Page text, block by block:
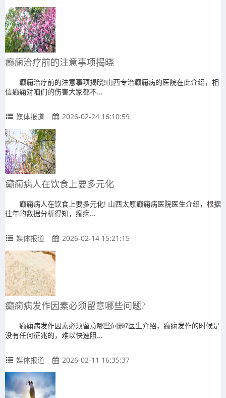
癫痫治疗前的注意事项揭晓
癫痫治疗前的注意事项揭晓!山西专治癫痫病的医院在此介绍，相
信癫痫对咱们的伤害大家都不...
媒体报道 2026-02-24 16:10:59
癫痫病人在饮食上要多元化
癫痫病人在饮食上要多元化! 山西太原癫痫病医院医生介绍，根据
往年的数据分析得知，癫痫...
媒体报道 2026-02-14 15:21:15
癫痫病发作因素必须留意哪些问题?
癫痫病发作因素必须留意哪些问题?医生介绍，癫痫发作的时候是
没有任何征兆的，难以快速阻...
媒体报道 2026-02-11 16:35:37